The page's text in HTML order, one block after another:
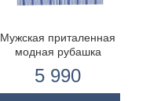
Мужская приталенная
модная рубашка
широкую полоску с
коротким рукавом
5 990